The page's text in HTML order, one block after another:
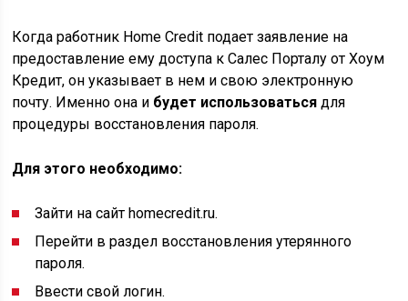
Когда работник Home Сredit подает заявление на
предоставление ему доступа к Салес Порталу от Хоум
Кредит, он указывает в нем и свою электронную
почту. Именно она и будет использоваться для
процедуры восстановления пароля.
Для этого необходимо:
Зайти на сайт homecredit.ru.
Перейти в раздел восстановления утерянного
пароля.
Ввести свой логин.